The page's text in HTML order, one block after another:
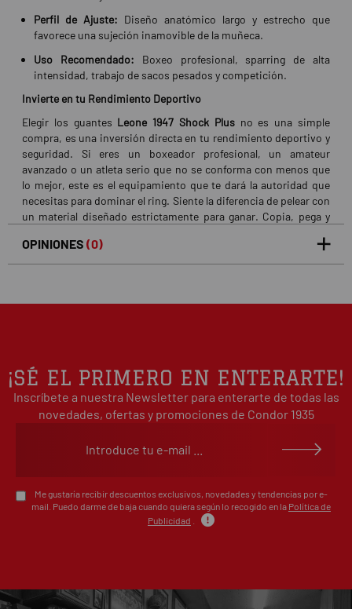
Perfil de Ajuste: Diseño anatómico largo y estrecho que
favorece una sujeción inamovible de la muñeca.
Uso Recomendado: Boxeo profesional, sparring de alta
intensidad, trabajo de sacos pesados y competición.
Invierte en tu Rendimiento Deportivo
Elegir los guantes Leone 1947 Shock Plusno es una simple
compra, es una inversión directa en tu rendimiento deportivo y
seguridad. Si eres un boxeador profesional, un amateur
avanzado o un atleta serio que no se conforma con menos que
lo mejor, este es el equipamiento que te dará la autoridad que
necesitas para dominar el ring. Siente la diferencia de pelear con
un material diseñado estrictamente para ganar. Copia, pega y
OPINIONES (0)
5
4
0%
estrellas
0%
1
estrellas 0%
¡SÉ EL PRIMERO EN ENTERARTE!
Inscríbete a nuestra Newsletter para enterarte de todas las
novedades, ofertas y promociones de Condor 1935
Me gustaría recibir descuentos exclusivos, novedades y tendencias por e-
mail. Puedo darme de baja cuando quiera según lo recogido en la Política de
Publicidad